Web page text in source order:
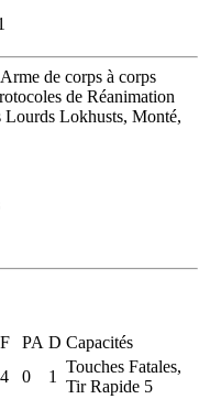
de corps à corps
de Réanimation
Lourds Lokhusts, Monté,
F PA D Capacités
4 0 1
Touches Fatales,
Tir Rapide 5